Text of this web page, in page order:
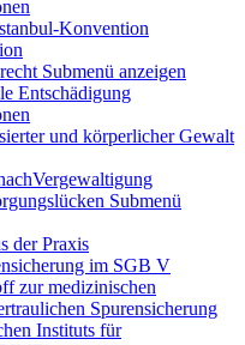
Konvention
Submenü anzeigen
Entschädigung
und körperlicher Gewalt
Submenü
der Praxis
im SGB V
zur medizinischen
Spurensicherung
Instituts für